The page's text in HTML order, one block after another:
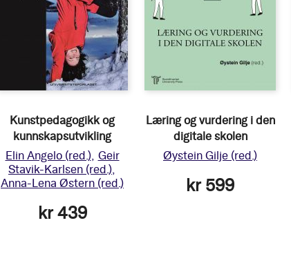
Kunstpedagogikk og
kunnskapsutvikling
Elin Angelo (red.) Geir
Stavik-Karlsen (red.)
Anna-Lena Østern (red.)
kr 439
Læring og vurdering i den
digitale skolen
Øystein Gilje (red.)
kr 599